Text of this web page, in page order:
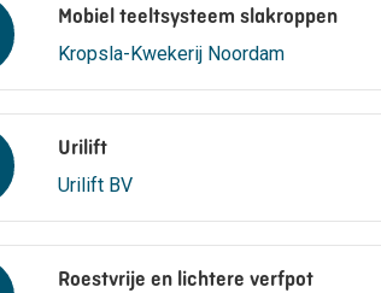
Mobiel teeltsysteem slakroppen
Kropsla-Kwekerij Noordam
Urilift
Urilift BV
Roestvrije en lichtere verfpot